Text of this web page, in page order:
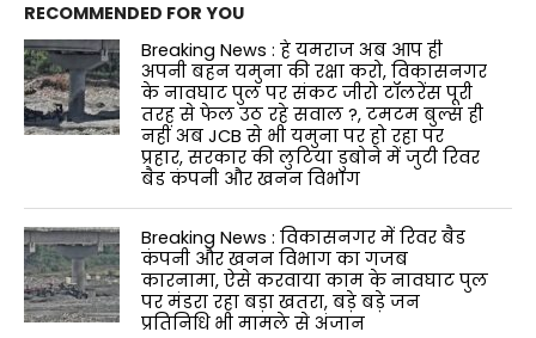
RECOMMENDED FOR YOU
Breaking News : हे यमराज अब आप ही
अपनी बहन यमुना की रक्षा करो, विकासनगर
के नावघाट पुल पर संकट जीरो टॉलरेंस पूरी
तरह से फेल उठ रहे सवाल ?, टमटम बुल्स ही
नहीं अब JCB से भी यमुना पर हो रहा पर
प्रहार, सरकार की लुटिया डुबोने में जुटी रिवर
बैड कंपनी और खनन विभाग
Breaking News : विकासनगर में रिवर बैड
कंपनी और खनन विभाग का गजब
कारनामा, ऐसे करवाया काम के नावघाट पुल
पर मंडरा रहा बड़ा खतरा, बड़े बड़े जन
प्रतिनिधि भी मामले से अंजान